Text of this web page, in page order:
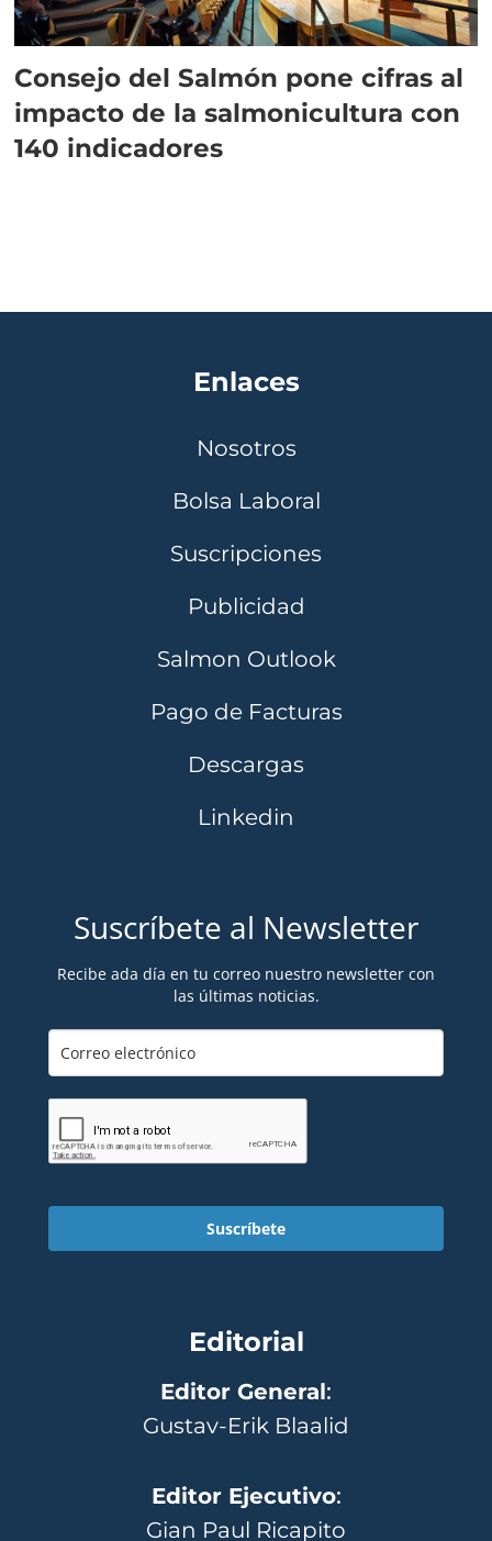
Consejo del Salmón pone cifras al
impacto de la salmonicultura con
140 indicadores
Enlaces
Nosotros
Bolsa Laboral
Suscripciones
Publicidad
Salmon Outlook
Pago de Facturas
Descargas
Linkedin
Suscríbete al Newsletter
Recibe ada día en tu correo nuestro newsletter con
las últimas noticias.
Suscríbete
Editorial
Editor General:
Gustav-Erik Blaalid
Editor Ejecutivo:
Gian Paul Ricapito